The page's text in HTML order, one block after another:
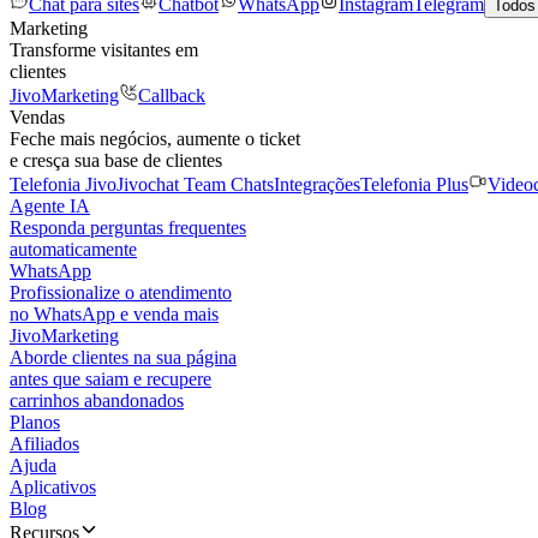
Chat para sites
Chatbot WhatsApp InstagramTelegram
Marketing
Transforme visitantes em
clientes
JivoMarketing
Callback
Vendas
Feche mais negócios, aumente o ticket
e cresça sua base de clientes
Telefonia JivoJivochat Team ChatsIntegraçõesTelefonia Plus
Agente IA
Responda perguntas frequentes
automaticamente
WhatsApp
Profissionalize o atendimento
no WhatsApp e venda mais
JivoMarketing
Aborde clientes na sua página
antes que saiam e recupere
carrinhos abandonados
Planos
Afiliados
Ajuda
Aplicativos
Blog
Recursos